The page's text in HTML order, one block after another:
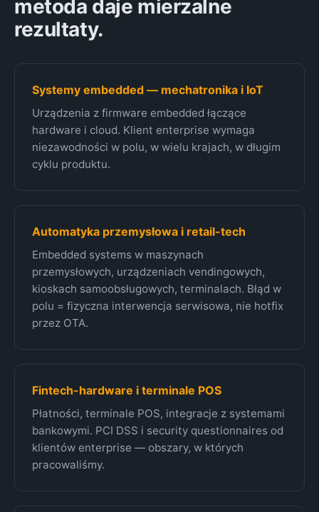
metoda daje mierzalne
rezultaty.
Systemy embedded — mechatronika i IoT
Urządzenia z firmware embedded łączące
hardware i cloud. Klient enterprise wymaga
niezawodności w polu, w wielu krajach, w długim
cyklu produktu.
Automatyka przemysłowa i retail-tech
Embedded systems w maszynach
przemysłowych, urządzeniach vendingowych,
kioskach samoobsługowych, terminalach. Błąd w
polu = fizyczna interwencja serwisowa, nie hotfix
przez OTA.
Fintech-hardware i terminale POS
Płatności, terminale POS, integracje z systemami
bankowymi. PCI DSS i security questionnaires od
klientów enterprise — obszary, w których
pracowaliśmy.